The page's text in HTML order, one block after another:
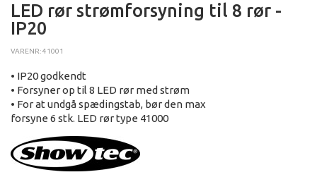
LED rør strømforsyning til 8 rør -
IP20
VARENR: 41001
• IP20 godkendt
• Forsyner op til 8 LED rør med strøm
• For at undgå spædingstab, bør den max
forsyne 6 stk. LED rør type 41000